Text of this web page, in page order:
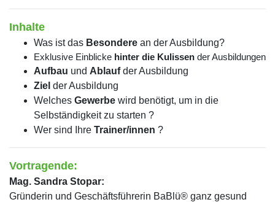
Inhalte
Was ist das Besondere an der Ausbildung?
Exklusive Einblicke hinter die Kulissen der Ausbildungen
Aufbau und Ablaufder Ausbildung
Ziel der Ausbildung
Welches Gewerbe wird benötigt, um in die
Selbständigkeit zu starten ?
Wer sind Ihre Trainer/innen ?
Vortragende:
Mag. Sandra Stopar:
Gründerin und Geschäftsführerin BaBlü® ganz gesund